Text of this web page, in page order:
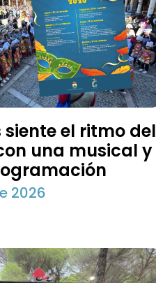
siente el ritmo del
una musical y
2026